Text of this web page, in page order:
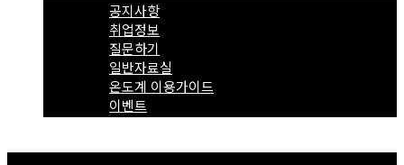
공지사항
취업정보
질문하기
일반자료실
온도계 이용가이드
이벤트